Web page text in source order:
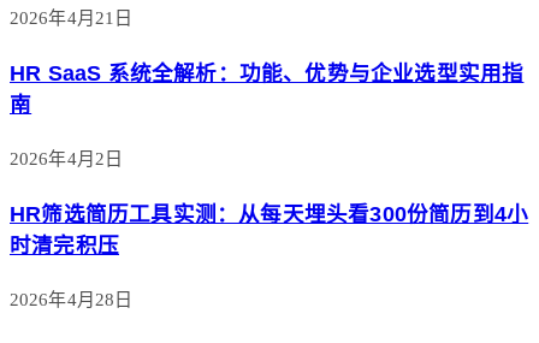
2026年4月21日
HR SaaS 系统全解析：功能、优势与企业选型实用指
南
2026年4月2日
HR筛选简历工具实测：从每天埋头看300份简历到4小
时清完积压
2026年4月28日